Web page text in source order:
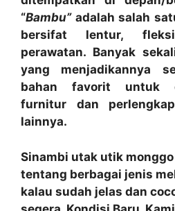
“Bambu”adalah salah
bersifat lentur,
perawatan. Banyak
yang menjadikannya
bahan favorit untuk
furnitur dan
lainnya.
Sinambi utak utik
tentang berbagai jenis
kalau sudah jelas dan